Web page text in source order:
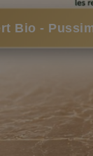
Bio -